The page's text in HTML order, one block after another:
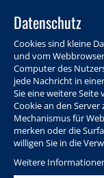
Datenschutz
Cookies sind kleine
und vom
Computer des
jede Nachricht in
Sie eine weitere
Cookie an den
Mechanismus für
merken oder die
willigen Sie in die
Weitere
Programm Info